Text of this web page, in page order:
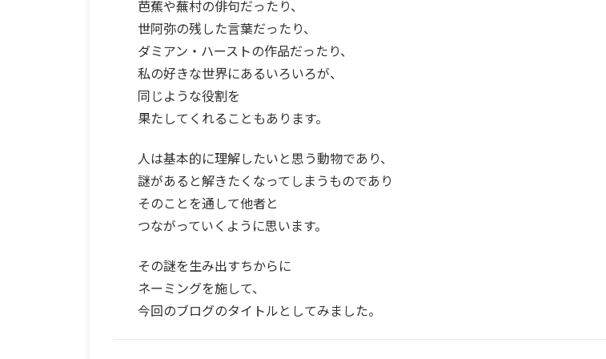
芭蕉や蕪村の俳句だったり、
世阿弥の残した言葉だったり、
ダミアン・ハーストの作品だったり、
私の好きな世界にあるいろいろが、
同じような役割を
果たしてくれることもあります。
人は基本的に理解したいと思う動物であり、
謎があると解きたくなってしまうものであり
そのことを通して他者と
つながっていくように思います。
その謎を生み出すちからに
ネーミングを施して、
今回のブログのタイトルとしてみました。